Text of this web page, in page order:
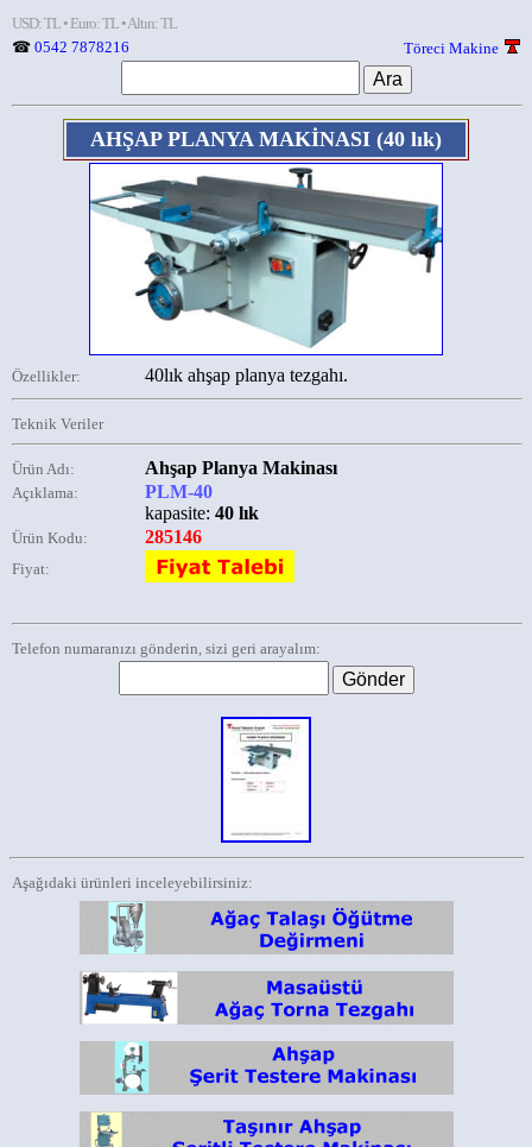
USD: TL • Euro: TL • Altın: TL
☎ 0542 7878216 Töreci Makine
AHŞAP PLANYA MAKİNASI (40 lık)
Özellikler: 40lık ahşap planya tezgahı.
Teknik Veriler
Ürün Adı: Ahşap Planya Makinası
Açıklama:
PLM-40
kapasite: 40 lık
Ürün Kodu: 285146
Fiyat:
Telefon numaranızı gönderin, sizi geri arayalım:
Aşağıdaki ürünleri inceleyebilirsiniz: